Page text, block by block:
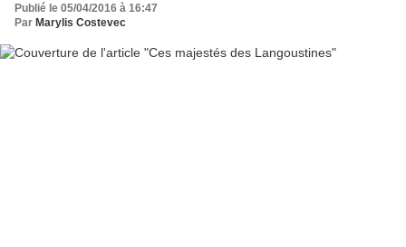
Publié le 05/04/2016 à 16:47
Par Marylis Costevec